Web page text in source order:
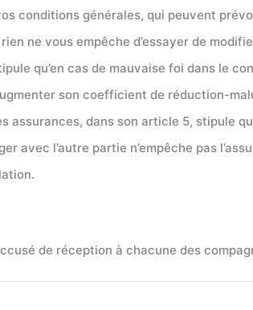
conditions générales, qui peuvent
ne vous empêche d’essayer de
qu’en cas de mauvaise foi dans le
son coefficient de réduction-
assurances, dans son article 5, stipule
avec l’autre partie n’empêche pas
de réception à chacune des